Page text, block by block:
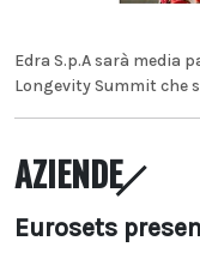
Edra S.p.A sarà media
Longevity Summit che
AZIENDE
Eurosets